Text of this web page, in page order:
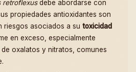
retroflexusdebe abordarse con
propiedades antioxidantes son
riesgos asociados a su toxicidad
en exceso, especialmente
oxalatos y nitratos, comunes